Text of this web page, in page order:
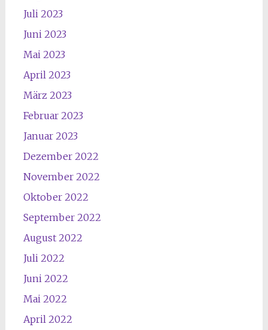
Juli 2023
Juni 2023
Mai 2023
April 2023
März 2023
Februar 2023
Januar 2023
Dezember 2022
November 2022
Oktober 2022
September 2022
August 2022
Juli 2022
Juni 2022
Mai 2022
April 2022